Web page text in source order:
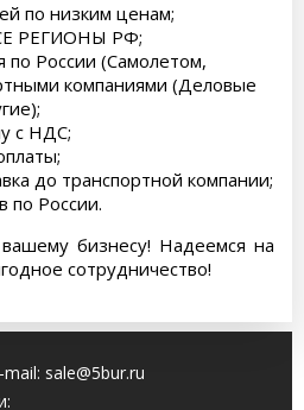
по низким ценам;
РЕГИОНЫ РФ;
по России (Самолетом,
компаниями (Деловые
с НДС;
до транспортной компании;
по России.
бизнесу! Надеемся на
сотрудничество!
mail: sale@5bur.ru